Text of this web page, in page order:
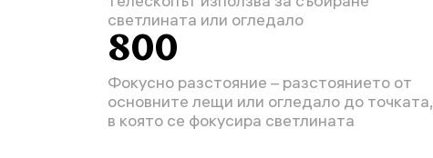
светлината или огледало
800
Фокусно разстояние – разстоянието от
основните лещи или огледало до точката,
в която се фокусира светлината